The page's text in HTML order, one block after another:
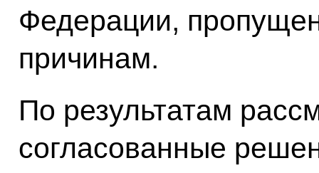
Федерации,
причинам.
По результатам
согласованные